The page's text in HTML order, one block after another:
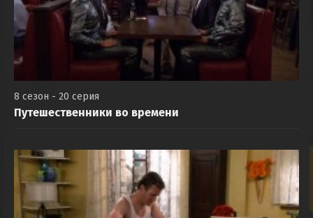
8 сезон - 20 серия
Путешественники во времени